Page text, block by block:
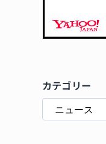
カテゴリー